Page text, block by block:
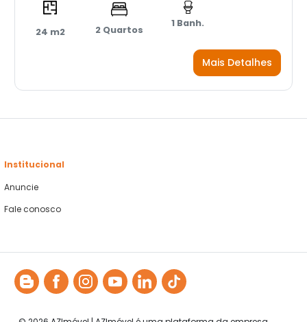
24 m2 2 Quartos
1 Banh.
Mais Detalhes
Institucional
Anuncie
Fale conosco